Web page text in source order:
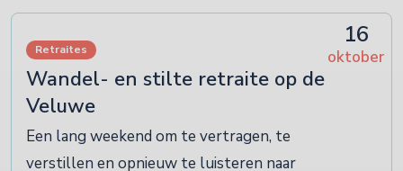
Retraites
Wandel- en stilte retraite op de
Veluwe
Een lang weekend om te vertragen, te
verstillen en opnieuw te luisteren naar
16
oktober